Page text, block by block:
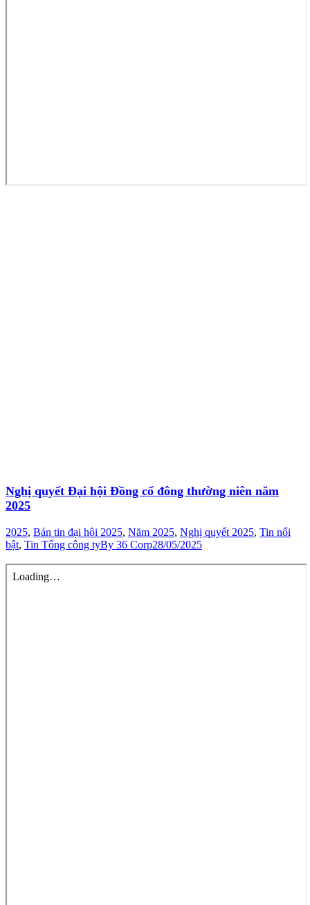
Nghị quyết Đại hội Đồng cổ đông thường niên năm
2025
2025, Bản tin đại hội 2025, Năm 2025, Nghị quyết 2025, Tin nổi
bật, Tin Tổng công tyBy 36 Corp28/05/2025